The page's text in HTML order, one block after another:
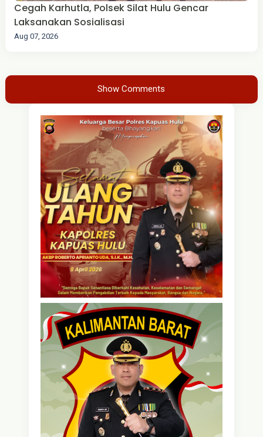
Cegah Karhutla, Polsek Silat Hulu Gencar
Laksanakan Sosialisasi
Aug 07, 2026
Show Comments